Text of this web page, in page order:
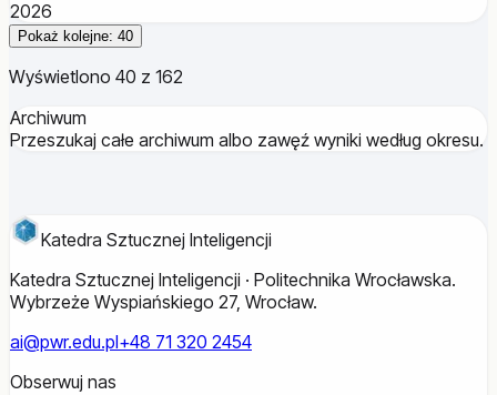
2026
Pokaż kolejne: 40
Wyświetlono 40 z 162
Archiwum
Przeszukaj całe archiwum albo zawęź wyniki według okresu.
Katedra Sztucznej Inteligencji
Katedra Sztucznej Inteligencji · Politechnika Wrocławska.
Wybrzeże Wyspiańskiego 27, Wrocław.
ai@pwr.edu.pl+48 71 320 2454
Obserwuj nas